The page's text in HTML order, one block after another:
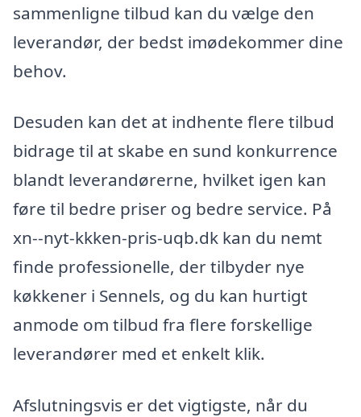
sammenligne tilbud kan du vælge den
leverandør, der bedst imødekommer dine
behov.
Desuden kan det at indhente flere tilbud
bidrage til at skabe en sund konkurrence
blandt leverandørerne, hvilket igen kan
føre til bedre priser og bedre service. På
xn--nyt-kkken-pris-uqb.dk kan du nemt
finde professionelle, der tilbyder nye
køkkener i Sennels, og du kan hurtigt
anmode om tilbud fra flere forskellige
leverandører med et enkelt klik.
Afslutningsvis er det vigtigste, når du